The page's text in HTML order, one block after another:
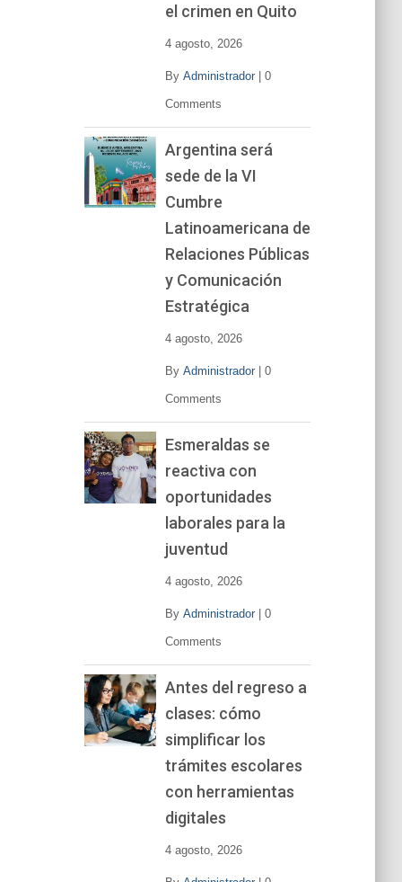
el crimen en Quito
4 agosto, 2026
By Administrador| 0
Comments
Argentina será
sede de la VI
Cumbre
Latinoamericana de
Relaciones Públicas
y Comunicación
Estratégica
4 agosto, 2026
By Administrador| 0
Comments
Esmeraldas se
reactiva con
oportunidades
laborales para la
juventud
4 agosto, 2026
By Administrador| 0
Comments
Antes del regreso a
clases: cómo
simplificar los
trámites escolares
con herramientas
digitales
4 agosto, 2026